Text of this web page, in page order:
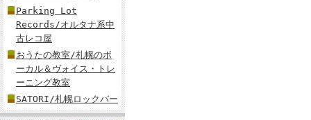
Parking Lot
Records/オルタナ系中
古レコ屋
おうたの教室/札幌のボ
ーカル＆ヴォイス・トレ
ーニング教室
SATORI/札幌ロックバー